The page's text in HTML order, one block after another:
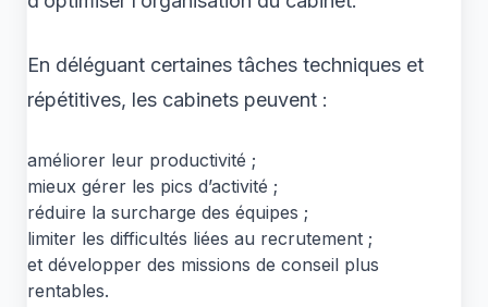
En déléguant certaines tâches techniques et
répétitives, les cabinets peuvent :
améliorer leur productivité ;
mieux gérer les pics d’activité ;
réduire la surcharge des équipes ;
limiter les difficultés liées au recrutement ;
et développer des missions de conseil plus
rentables.